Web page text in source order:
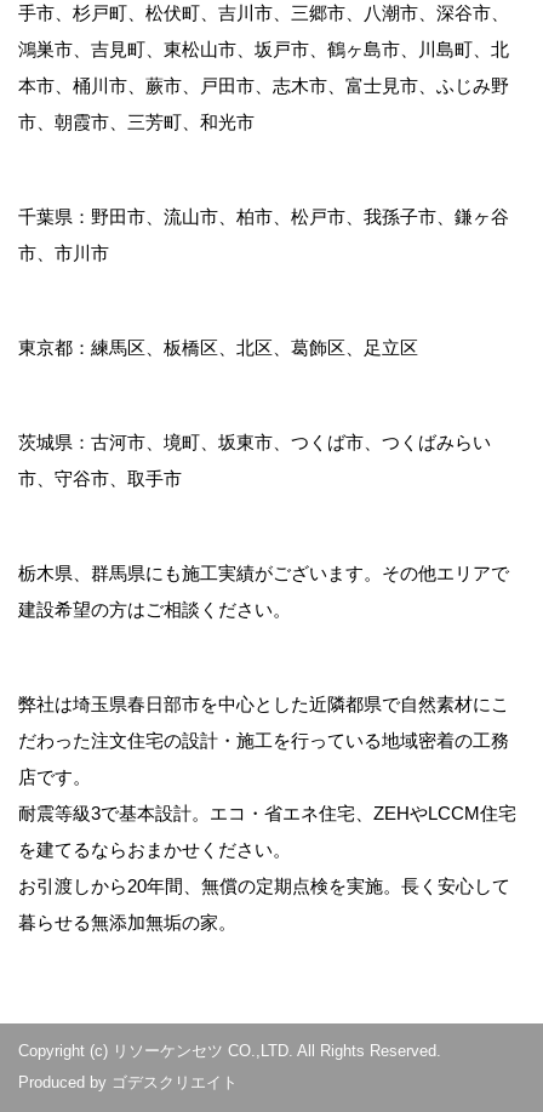
手市、杉戸町、松伏町、吉川市、三郷市、八潮市、深谷市、
鴻巣市、吉見町、東松山市、坂戸市、鶴ヶ島市、川島町、北
本市、桶川市、蕨市、戸田市、志木市、富士見市、ふじみ野
市、朝霞市、三芳町、和光市
千葉県：野田市、流山市、柏市、松戸市、我孫子市、鎌ヶ谷
市、市川市
東京都：練馬区、板橋区、北区、葛飾区、足立区
茨城県：古河市、境町、坂東市、つくば市、つくばみらい
市、守谷市、取手市
栃木県、群馬県にも施工実績がございます。その他エリアで
建設希望の方はご相談ください。
弊社は埼玉県春日部市を中心とした近隣都県で自然素材にこ
だわった注文住宅の設計・施工を行っている地域密着の工務
店です。
耐震等級3で基本設計。エコ・省エネ住宅、ZEHやLCCM住宅
を建てるならおまかせください。
お引渡しから20年間、無償の定期点検を実施。長く安心して
暮らせる無添加無垢の家。
Copyright (c) リソーケンセツ CO.,LTD. All Rights Reserved.
Produced by ゴデスクリエイト